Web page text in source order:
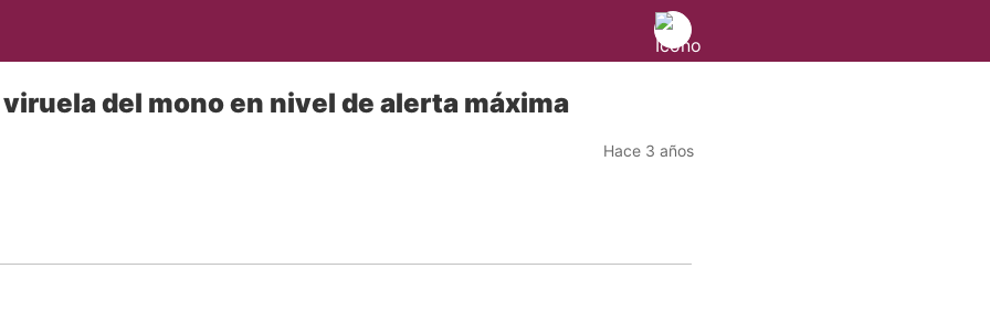
del mono en nivel de alerta máxima
Hace 3 años